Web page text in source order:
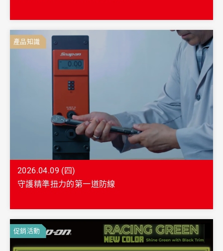
產品知識
2026.04.09 (四)
守護精準扭力的第一道防線
促銷活動